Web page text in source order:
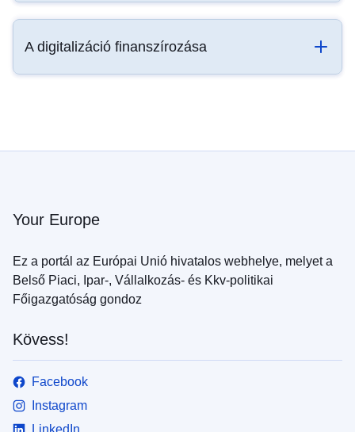
A digitalizáció finanszírozása
Your Europe
Ez a portál az Európai Unió hivatalos webhelye, melyet a
Belső Piaci, Ipar-, Vállalkozás- és Kkv-politikai
Főigazgatóság gondoz
Kövess!
Facebook
Instagram